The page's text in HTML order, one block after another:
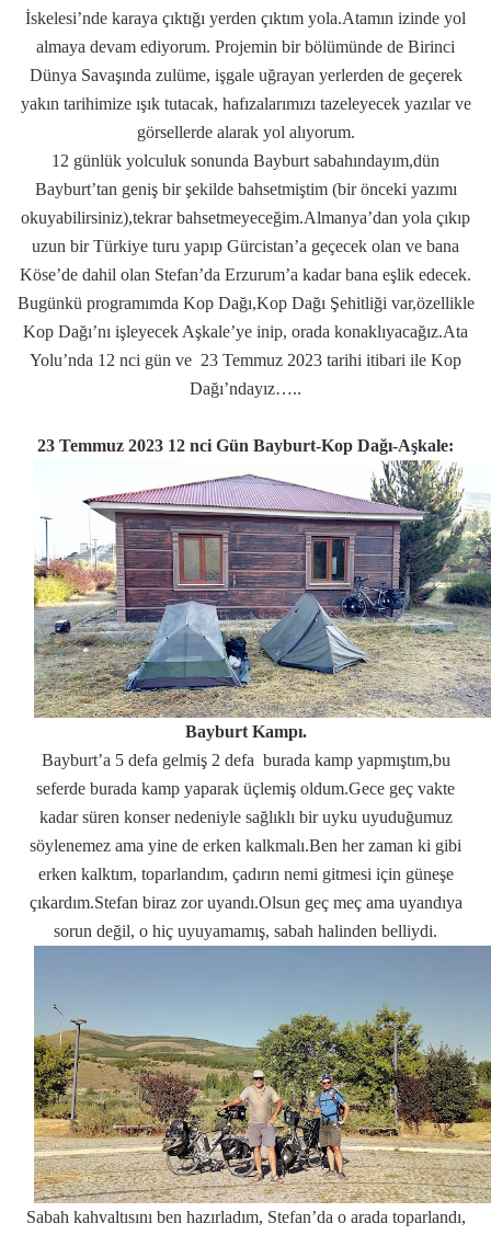
İskelesi’nde karaya çıktığı yerden çıktım yola.Atamın izinde yol
almaya devam ediyorum. Projemin bir bölümünde de Birinci
Dünya Savaşında zulüme, işgale uğrayan yerlerden de geçerek
yakın tarihimize ışık tutacak, hafızalarımızı tazeleyecek yazılar ve
görsellerde alarak yol alıyorum.
12 günlük yolculuk sonunda Bayburt sabahındayım,dün
Bayburt’tan geniş bir şekilde bahsetmiştim (bir önceki yazımı
okuyabilirsiniz),tekrar bahsetmeyeceğim.Almanya’dan yola çıkıp
uzun bir Türkiye turu yapıp Gürcistan’a geçecek olan ve bana
Köse’de dahil olan Stefan’da Erzurum’a kadar bana eşlik edecek.
Bugünkü programımda Kop Dağı,Kop Dağı Şehitliği var,özellikle
Kop Dağı’nı işleyecek Aşkale’ye inip, orada konaklıyacağız.Ata
Yolu’nda 12 nci gün ve 23 Temmuz 2023 tarihi itibari ile Kop
Dağı’ndayız…..
23 Temmuz 2023 12 nci Gün Bayburt-Kop Dağı-Aşkale:
Bayburt Kampı.
Bayburt’a 5 defa gelmiş 2 defa burada kamp yapmıştım,bu
seferde burada kamp yaparak üçlemiş oldum.Gece geç vakte
kadar süren konser nedeniyle sağlıklı bir uyku uyuduğumuz
söylenemez ama yine de erken kalkmalı.Ben her zaman ki gibi
erken kalktım, toparlandım, çadırın nemi gitmesi için güneşe
çıkardım.Stefan biraz zor uyandı.Olsun geç meç ama uyandıya
sorun değil, o hiç uyuyamamış, sabah halinden belliydi.
Sabah kahvaltısını ben hazırladım, Stefan’da o arada toparlandı,